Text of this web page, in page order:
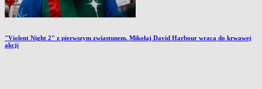
"Violent Night 2" z pierwszym zwiastunem. Mikołaj David Harbour wraca do krwawej
akcji